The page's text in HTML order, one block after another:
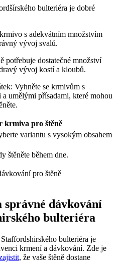
bulteriéra je dobré
s adekvátním množstvím
vývoj svalů.
potřebuje dostatečné množství
vývoj kostí a kloubů.
Vyhněte se krmivům s
umělými přísadami, které mohou
krmiva pro štěně
variantu s vysokým obsahem
štěněte během dne.
dávkování
bulteriéra
bulteriéra je
krmení a dávkování. Zde je
, že vaše štěně dostane